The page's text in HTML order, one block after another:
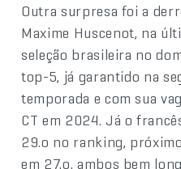
Outra surpresa foi a
Maxime Huscenot, na
seleção brasileira no
top-5, já garantido na
temporada e com sua
CT em 2024. Já o
29.o no ranking,
em 27.o, ambos bem